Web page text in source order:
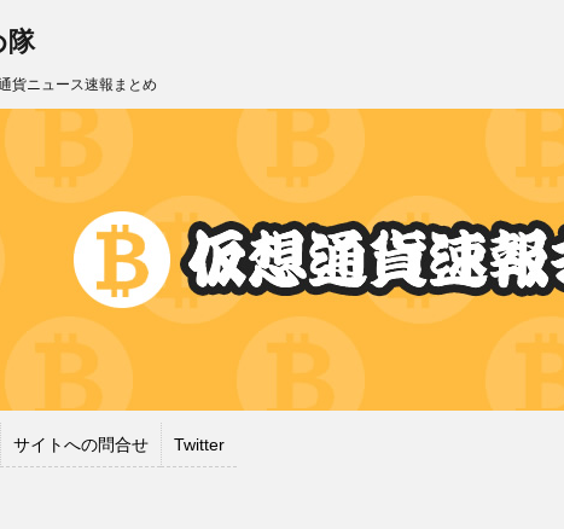
隊
貨ニュース速報まとめ
サイトへの問合せ Twitter